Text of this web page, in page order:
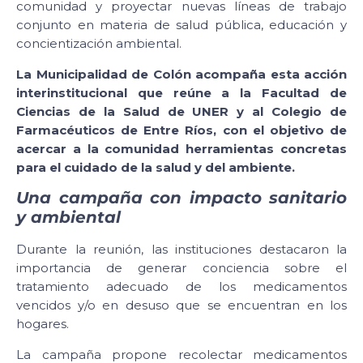
comunidad y proyectar nuevas líneas de trabajo
conjunto en materia de salud pública, educación y
concientización ambiental.
La Municipalidad de Colón acompaña esta acción
interinstitucional que reúne a la Facultad de
Ciencias de la Salud de UNER y al Colegio de
Farmacéuticos de Entre Ríos, con el objetivo de
acercar a la comunidad herramientas concretas
para el cuidado de la salud y del ambiente.
Una campaña con impacto sanitario
y ambiental
Durante la reunión, las instituciones destacaron la
importancia de generar conciencia sobre el
tratamiento adecuado de los medicamentos
vencidos y/o en desuso que se encuentran en los
hogares.
La campaña propone recolectar medicamentos